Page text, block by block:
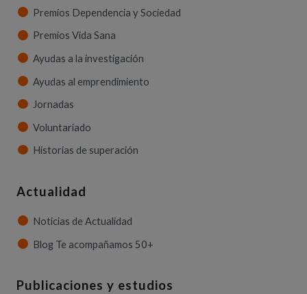
Premios Dependencia y Sociedad
Premios Vida Sana
Ayudas a la investigación
Ayudas al emprendimiento
Jornadas
Voluntariado
Historias de superación
Actualidad
Noticias de Actualidad
Blog Te acompañamos 50+
Publicaciones y estudios